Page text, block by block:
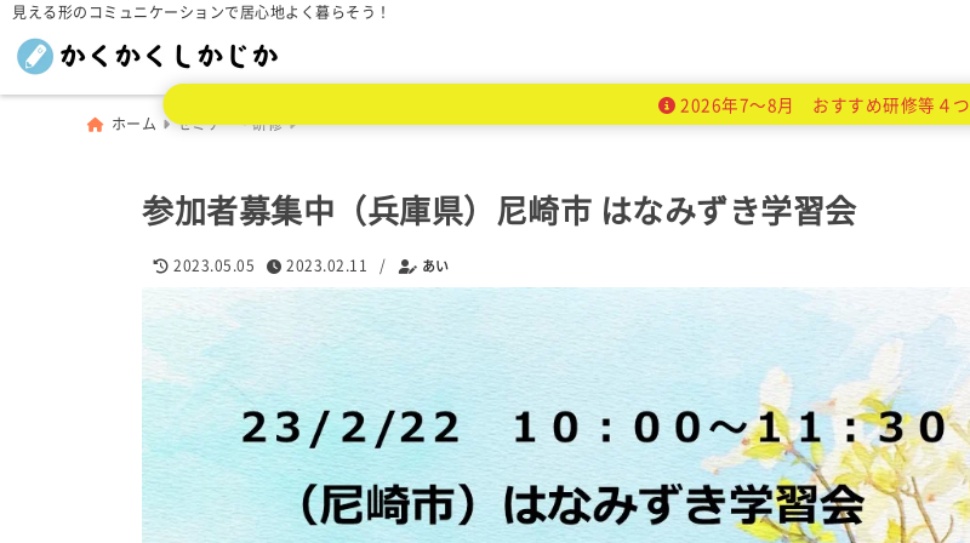
見える形のコミュニケーションで居心地よく暮らそう！
2026年7～8月 おすすめ研修等４つ
ホーム セミナー・研修
参加者募集中（兵庫県）尼崎市 はなみずき学習会
2023.05.05 2023.02.11 / あい